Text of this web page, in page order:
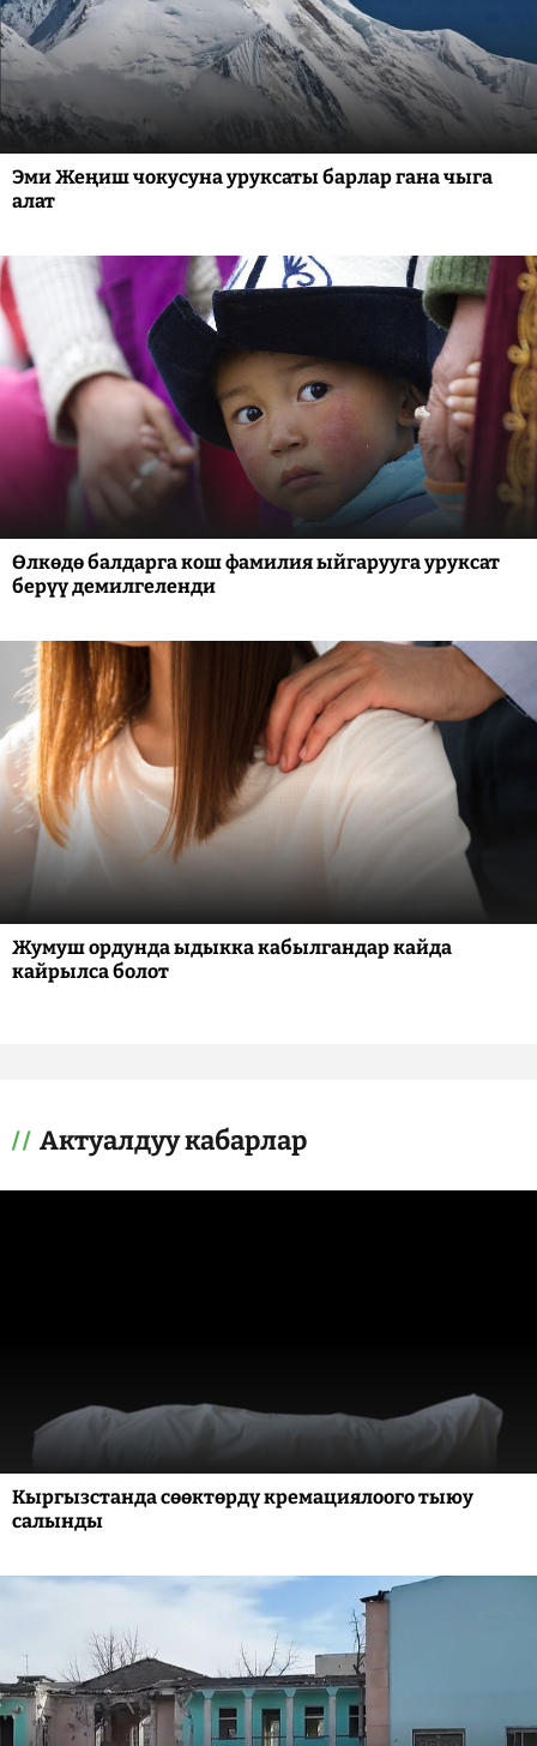
Эми Жеңиш чокусуна уруксаты барлар гана чыга
алат
Өлкөдө балдарга кош фамилия ыйгарууга уруксат
берүү демилгеленди
Жумуш ордунда ыдыкка кабылгандар кайда
кайрылса болот
Актуалдуу кабарлар
Кыргызстанда сөөктөрдү кремациялоого тыюу
салынды